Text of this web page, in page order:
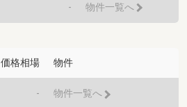
- 物件一覧へ
価格相場 物件
- 物件一覧へ